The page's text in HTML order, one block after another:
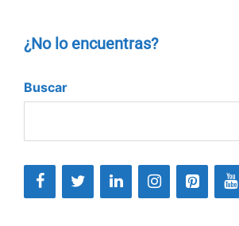
¿No lo encuentras?
Buscar